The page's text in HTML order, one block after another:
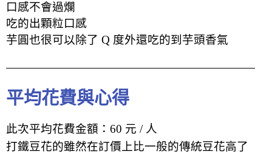
口感不會過爛
吃的出顆粒口感
芋圓也很可以除了 Q 度外還吃的到芋頭香氣
平均花費與心得
此次平均花費金額：60 元 / 人
打鐵豆花的雖然在訂價上比一般的傳統豆花高了